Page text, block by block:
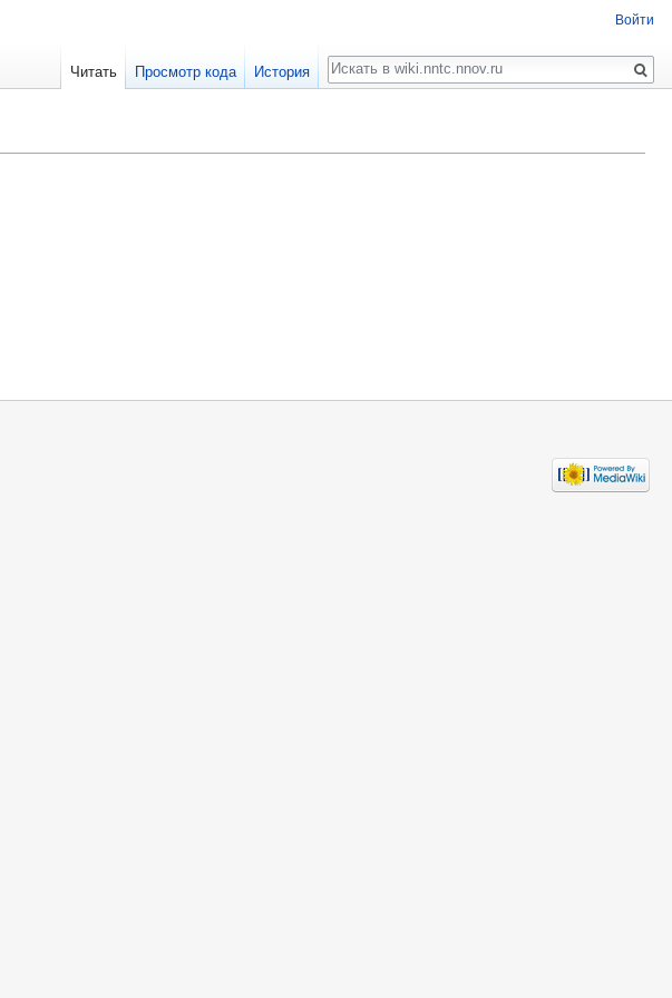
Войти
Читать Просмотр кода История
Поиск